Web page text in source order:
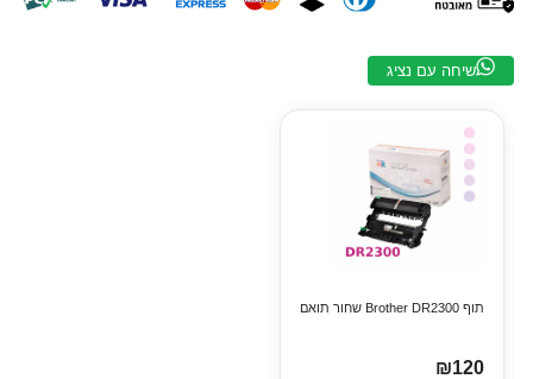
שיחה עם נציג
תוף Brother DR2300 שחור תואם
₪120